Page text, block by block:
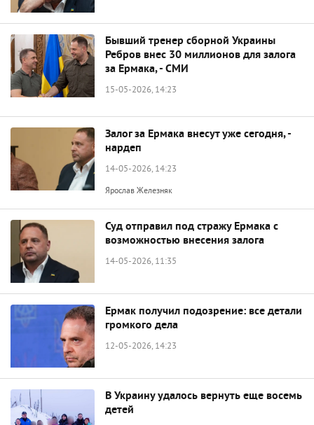
Бывший тренер сборной Украины
Ребров внес 30 миллионов для залога
за Ермака, - СМИ
15-05-2026, 14:23
Залог за Ермака внесут уже сегодня, -
нардеп
14-05-2026, 14:23
Ярослав Железняк
Суд отправил под стражу Ермака с
возможностью внесения залога
14-05-2026, 11:35
Ермак получил подозрение: все детали
громкого дела
12-05-2026, 14:23
В Украину удалось вернуть еще восемь
детей